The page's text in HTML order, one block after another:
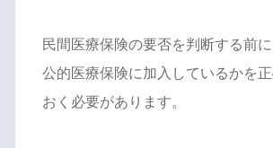
民間医療保険の要否を判断する前
公的医療保険に加入しているかを
おく必要があります。